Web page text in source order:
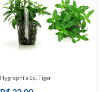
Hygrophila Sp. Tiger